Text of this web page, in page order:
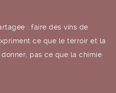
: faire des vins de
ce que le terroir et la
pas ce que la chimie